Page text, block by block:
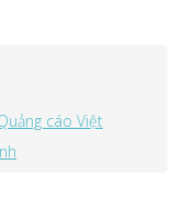
cáo Việt